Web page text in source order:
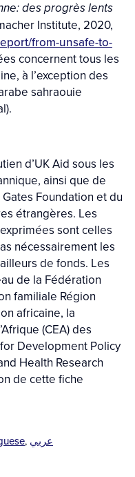
des progrès lents
Institute, 2020,
from-unsafe-to-
concernent tous les
à l’exception des
sahraouie
d’UK Aid sous les
ainsi que de
Foundation et du
étrangères. Les
sont celles
nécessairement les
de fonds. Les
de la Fédération
familiale Région
africaine, la
(CEA) des
Development Policy
Health Research
de cette fiche
, عربي